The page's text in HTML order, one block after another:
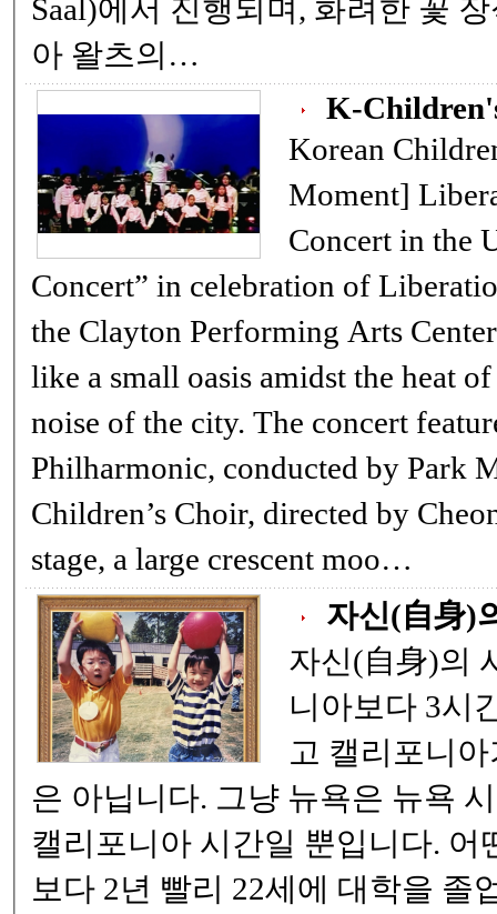
Saal)에서 진행되며, 화려한 꽃
아 왈츠의…
K-
Korean Children's
Moment] Liberation Day Open
Concert in the U.S. An
Concert” in celebration of
the Clayton Performing Arts
like a small oasis amidst the heat
noise of the city. The concert
Philharmonic, conducted by Park
Children’s Choir, directed by Cheon
stage, a large crescent moo…
자신(自身)
자신(自身)의 시간 뉴욕
니아보다 3시간
고 캘리포니
은 아닙니다. 그냥 뉴욕은 뉴욕 시각, 캘리포니아는
캘리포니아 시간일 뿐입니다. 어떤 사람은 다른 사람
보다 2년 빨리 22세에 대학을 졸업했